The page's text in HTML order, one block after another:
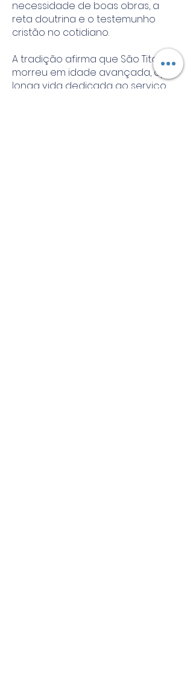
necessidade de boas obras, a
reta doutrina e o testemunho
cristão no cotidiano.
A tradição afirma que São Tito
morreu em idade avançada, após
longa vida dedicada ao serviço